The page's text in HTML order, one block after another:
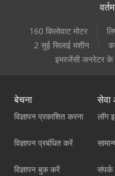
160 किलोवाट मोटर
2 सुई सिलाई मशीन
इमरजेंसी जनरेटर
बेचना
विज्ञापन प्रकाशित करना
विज्ञापन प्रबंधित करें
विज्ञापन बुक करें
सेवा
लॉग
संपर्क